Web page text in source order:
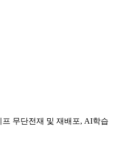
무단전재 및 재배포, AI학습